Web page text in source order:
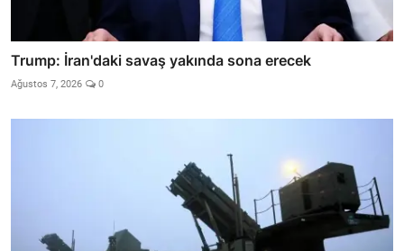
Trump: İran'daki savaş yakında sona erecek
Ağustos 7, 2026 0